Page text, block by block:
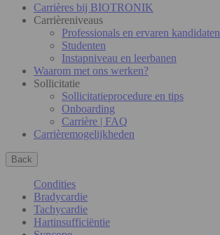
Carrières bij BIOTRONIK
Carrièreniveaus
Professionals en ervaren kandidaten
Studenten
Instapniveau en leerbanen
Waarom met ons werken?
Sollicitatie
Sollicitatieprocedure en tips
Onboarding
Carrière | FAQ
Carrièremogelijkheden
Back
Condities
Bradycardie
Tachycardie
Hartinsufficiëntie